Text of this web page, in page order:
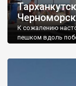
К сожалению
пешком вдоль